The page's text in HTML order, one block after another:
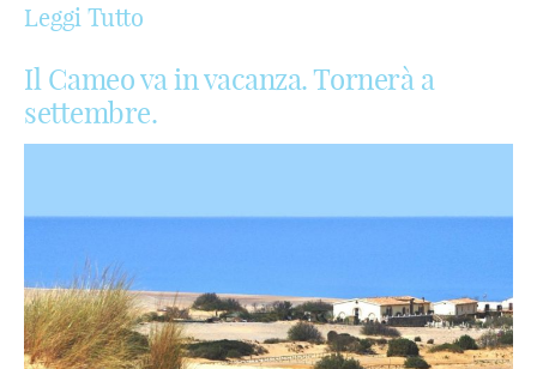
Leggi Tutto
Il Cameo va in vacanza. Tornerà a
settembre.